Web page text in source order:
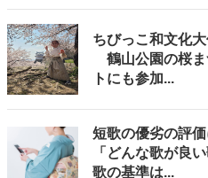
ちびっこ和文化
鶴山公園の桜ま
トにも参加...
短歌の優劣の評
「どんな歌が良
歌の基準は...